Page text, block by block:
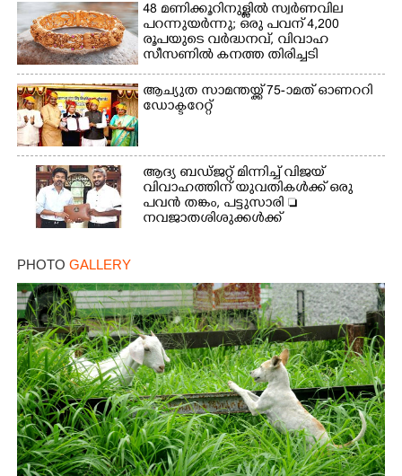
48 മണിക്കൂറിനുള്ളിൽ സ്വർണവില
പറന്നുയർന്നു; ഒരു പവന് 4,200
രൂപയുടെ വർദ്ധനവ്, വിവാഹ
സീസണിൽ കനത്ത തിരിച്ചടി
ആച്യുത സാമന്തയ്ക്ക് 75-ാമത് ഓണററി
ഡോക്ടറേറ്റ്
ആദ്യ ബഡ്ജറ്റ് മിന്നിച്ച് വിജയ്
വിവാഹത്തിന് യുവതികൾക്ക് ഒരു
പവൻ തങ്കം, പട്ടുസാരി 
നവജാതശിശുക്കൾക്ക്
PHOTO GALLERY